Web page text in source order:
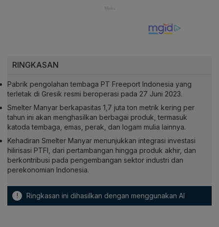
RINGKASAN
Pabrik pengolahan tembaga PT Freeport Indonesia yang
terletak di Gresik resmi beroperasi pada 27 Juni 2023.
Smelter Manyar berkapasitas 1,7 juta ton metrik kering per
tahun ini akan menghasilkan berbagai produk, termasuk
katoda tembaga, emas, perak, dan logam mulia lainnya.
Kehadiran Smelter Manyar menunjukkan integrasi investasi
hilirisasi PTFI, dari pertambangan hingga produk akhir, dan
berkontribusi pada pengembangan sektor industri dan
perekonomian Indonesia.
! Ringkasan ini dihasilkan dengan menggunakan AI